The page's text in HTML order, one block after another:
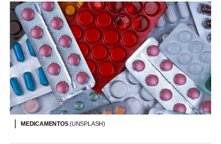
MEDICAMENTOS(UNSPLASH)